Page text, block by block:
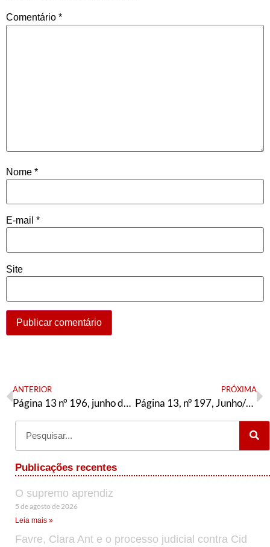
Comentário *
Nome *
E-mail *
Site
ANTERIOR
Página 13 n° 196, junho de 2019
PRÓXIMA
Página 13, nº 197, Junho/2019
Publicações recentes
O supremo aprendiz
5 de agosto de 2026
Leia mais »
Favre, Clara Ant e o processo judicial contra Cid